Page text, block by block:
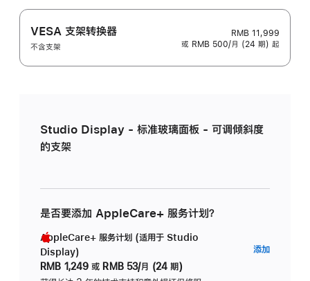
VESA 支架转换器
不含支架
RMB 11,999
或 RMB 500/月 (24 期) 起
Studio Display - 标准玻璃面板 - 可调倾斜度
的支架
是否要添加 AppleCare+ 服务计划？
AppleCare+ 服务计划 (适用于 Studio
Display)
RMB 1,249 或 RMB 53/月 (24 期)
添加